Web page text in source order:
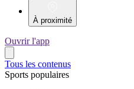
À proximité
Ouvrir l'app
Tous les contenus
Sports populaires